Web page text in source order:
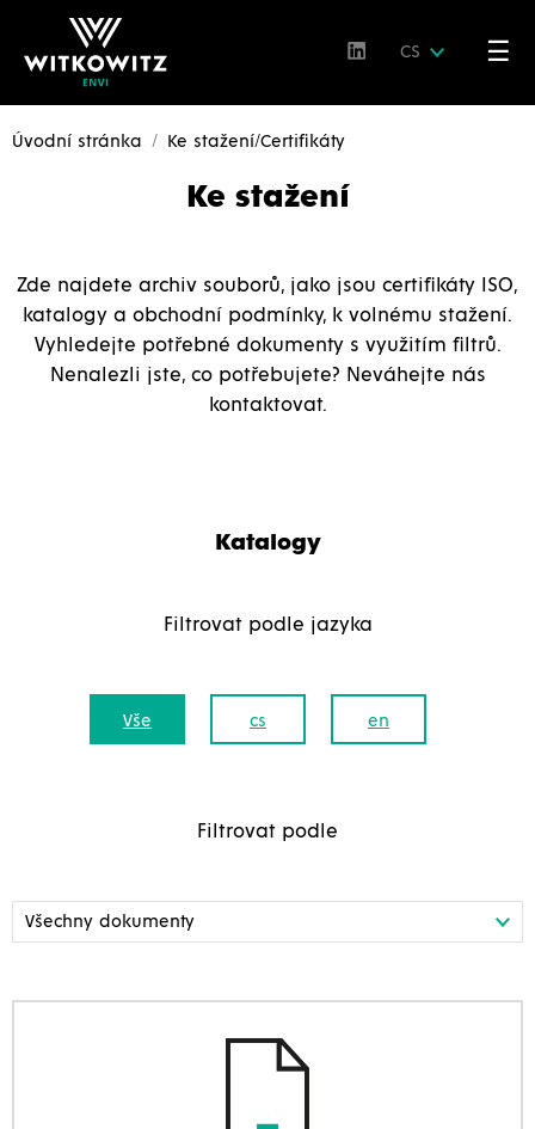
CS ☰
Úvodní stránka Ke stažení/Certifikáty
Ke stažení
Zde najdete archiv souborů, jako jsou certifikáty ISO,
katalogy a obchodní podmínky, k volnému stažení.
Vyhledejte potřebné dokumenty s využitím filtrů.
Nenalezli jste, co potřebujete? Neváhejte nás
kontaktovat.
Katalogy
Filtrovat podle jazyka
Vše cs en
Filtrovat podle